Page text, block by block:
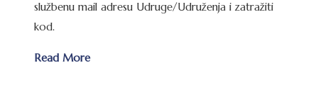
službenu mail adresu Udruge/Udruženja i zatražiti
kod.
Read More